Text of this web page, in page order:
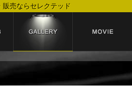
売ならセレクテッド